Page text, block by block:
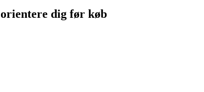
dig før køb